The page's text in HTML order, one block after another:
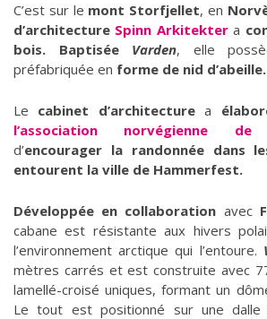
C’est sur le mont Storfjellet, en
d’architecture Spinn Arkitektera
bois.
Baptisée Varden, elle
préfabriquée en forme de nid d’abeille.
Le cabinet d’architecturea
l’association norvégienne
d’encourager la randonnée dans
entourent la ville de Hammerfest.
Développée en collaboration avec
cabane est résistante aux hivers
l’environnement arctique qui l’entoure.
mètres carrés et est construite avec
lamellé-croisé uniques, formant un
Le tout est positionné sur une